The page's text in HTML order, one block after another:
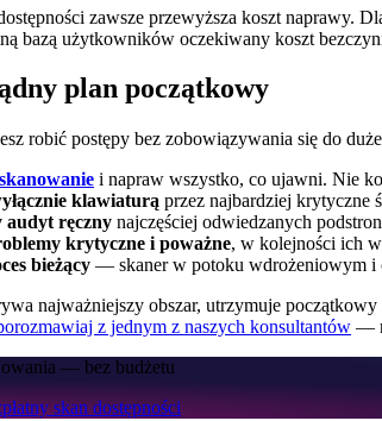
zawsze przewyższa koszt naprawy.
bazą użytkowników oczekiwany koszt
plan początkowy
robić postępy bez zobowiązywania się do
i napraw wszystko, co ujawni. Nie
klawiaturą przez najbardziej krytyczne
audyt ręczny najczęściej odwiedzanych
krytyczne i poważne, w kolejności ich
bieżący — skaner w potoku wdrożeniowym i
najważniejszy obszar, utrzymuje
z jednym z naszych konsultantów —
— bez budżetu
skan dostępności